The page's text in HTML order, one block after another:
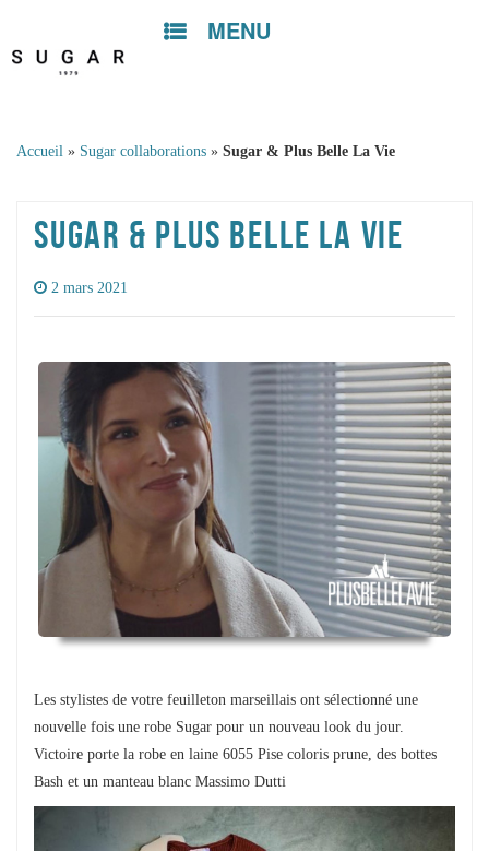
MENU
Skip to
Accueil » Sugar collaborations » Sugar & Plus Belle La Vie
SUGAR & PLUS BELLE LA VIE
2 mars 2021
Les stylistes de votre feuilleton marseillais ont sélectionné une
nouvelle fois une robe Sugar pour un nouveau look du jour.
Victoire porte la robe en laine 6055 Pise coloris prune, des bottes
Bash et un manteau blanc Massimo Dutti